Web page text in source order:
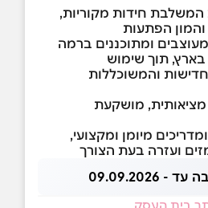
המשלבת חידות מקוריות,
והמון הפתעות
ומתוכננים ברמה
תוך שימוש
והמשוכללות
מושקעת
מיומן ומקצועי,
ועזרה בעת הצורך